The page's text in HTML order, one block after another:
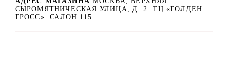
СЫРОМЯТНИЧЕСКАЯ УЛИЦА, Д. 2. ТЦ «ГОЛДЕН
ГРОСС». САЛОН 115